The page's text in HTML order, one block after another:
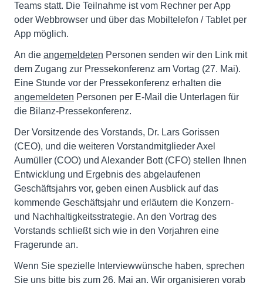
Teams statt. Die Teilnahme ist vom Rechner per App
oder Webbrowser und über das Mobiltelefon / Tablet per
App möglich.
An die angemeldeten Personen senden wir den Link mit
dem Zugang zur Pressekonferenz am Vortag (27. Mai).
Eine Stunde vor der Pressekonferenz erhalten die
angemeldeten Personen per E-Mail die Unterlagen für
die Bilanz-Pressekonferenz.
Der Vorsitzende des Vorstands, Dr. Lars Gorissen
(CEO), und die weiteren Vorstandmitglieder Axel
Aumüller (COO) und Alexander Bott (CFO) stellen Ihnen
Entwicklung und Ergebnis des abgelaufenen
Geschäftsjahrs vor, geben einen Ausblick auf das
kommende Geschäftsjahr und erläutern die Konzern-
und Nachhaltigkeitsstrategie. An den Vortrag des
Vorstands schließt sich wie in den Vorjahren eine
Fragerunde an.
Wenn Sie spezielle Interviewwünsche haben, sprechen
Sie uns bitte bis zum 26. Mai an. Wir organisieren vorab